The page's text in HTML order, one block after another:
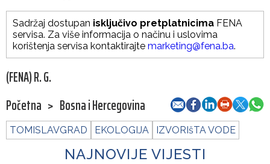
Sadržaj dostupan isključivo pretplatnicima FENA
servisa. Za više informacija o načinu i uslovima
korištenja servisa kontaktirajte marketing@fena.ba.
(FENA) R. G.
Početna > Bosna i Hercegovina
TOMISLAVGRAD EKOLOGIJA IZVORIšTA VODE
NAJNOVIJE VIJESTI